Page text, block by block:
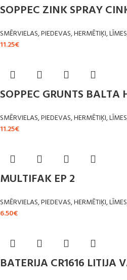
SOPPEC ZINK SPRAY
SMĒRVIELAS, PIEDEVAS, HERMĒTIĶI,
11.25€
SOPPEC GRUNTS
SMĒRVIELAS, PIEDEVAS, HERMĒTIĶI,
11.25€
MULTIFAK EP 2
SMĒRVIELAS, PIEDEVAS, HERMĒTIĶI,
6.50€
BATERIJA CR1616 LITIJA